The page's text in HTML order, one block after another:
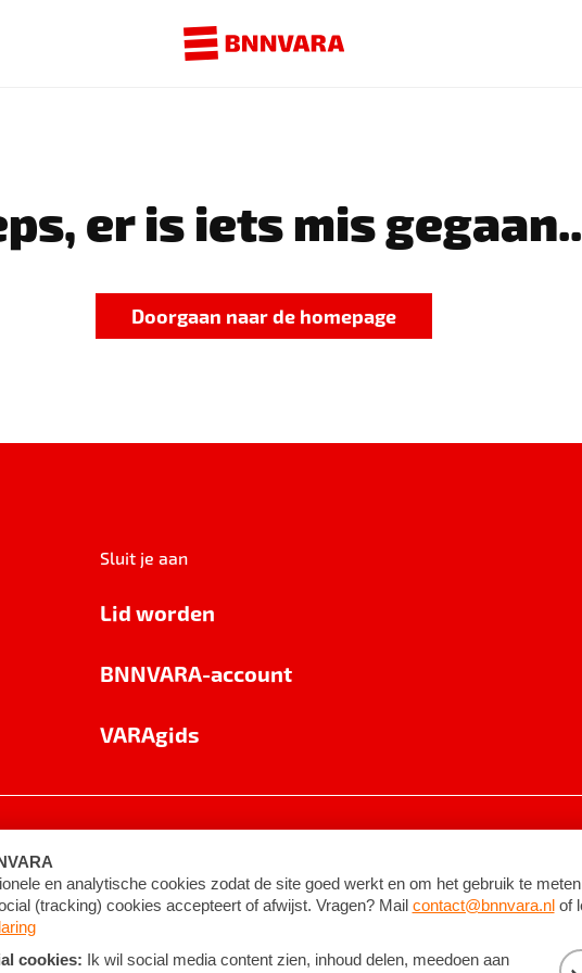
er is iets mis gegaan..
Doorgaan naar de homepage
Sluit je aan
Lid worden
BNNVARA-account
VARAgids
voorwaarden ©2026BNNVARA